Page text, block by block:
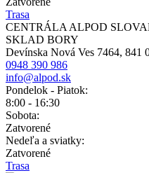
Trasa
CENTRÁLA ALPOD
SKLAD BORY
Devínska Nová Ves 7464, 841
0948 390 986
info@alpod.sk
Pondelok - Piatok:
8:00 - 16:30
Sobota:
Zatvorené
Nedeľa a sviatky:
Zatvorené
Trasa